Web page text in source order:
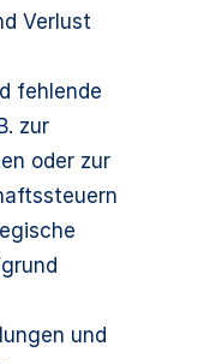
Verlust
fehlende
zur
oder zur
und